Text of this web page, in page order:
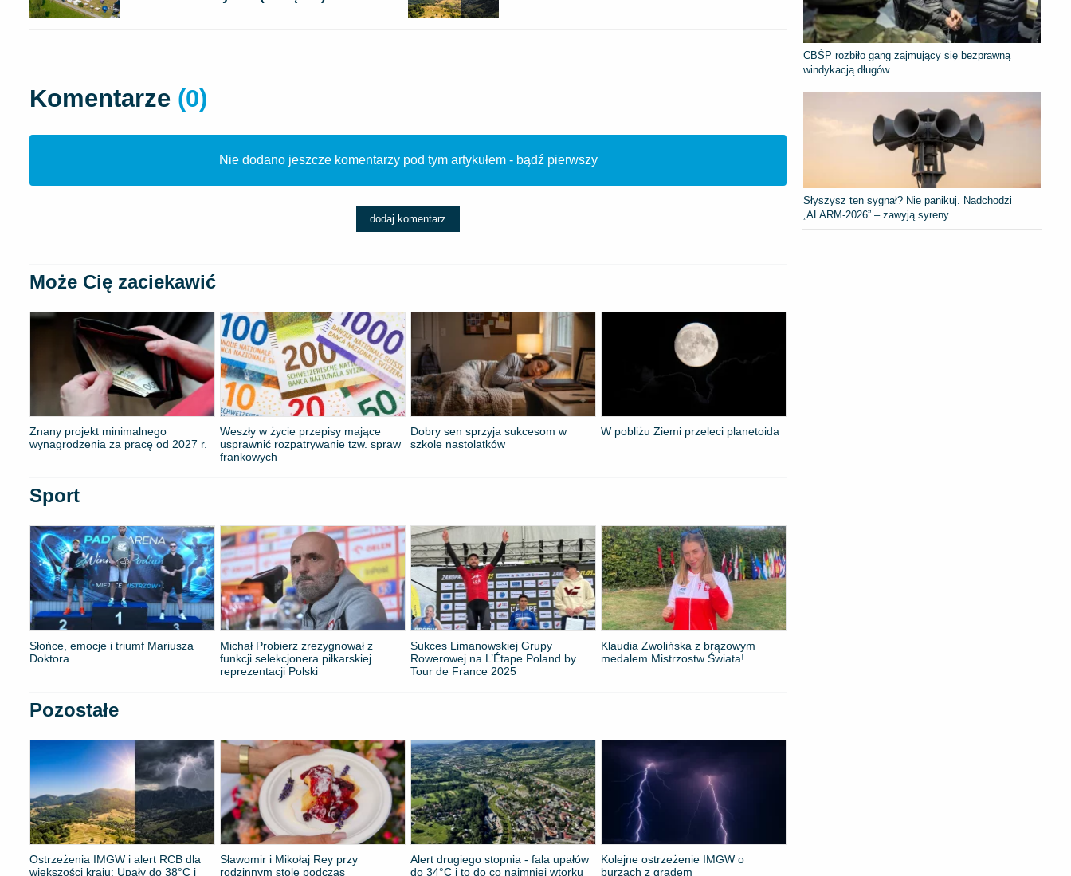
Komentarze (0)
Nie dodano jeszcze komentarzy pod tym artykułem - bądź pierwszy
dodaj komentarz
Może Cię zaciekawić
Znany projekt minimalnego
wynagrodzenia za pracę od 2027 r.
Weszły w życie przepisy mające
usprawnić rozpatrywanie tzw. spraw
frankowych
Dobry sen sprzyja sukcesom w
szkole nastolatków
W pobliżu Ziemi przeleci planetoida
Sport
Słońce, emocje i triumf Mariusza
Doktora
Michał Probierz zrezygnował z
funkcji selekcjonera piłkarskiej
reprezentacji Polski
Sukces Limanowskiej Grupy
Rowerowej na L’Étape Poland by
Tour de France 2025
Klaudia Zwolińska z brązowym
medalem Mistrzostw Świata!
Pozostałe
Ostrzeżenia IMGW i alert RCB dla
większości kraju: Upały do 38°C i
Sławomir i Mikołaj Rey przy
rodzinnym stole podczas
Alert drugiego stopnia - fala upałów
do 34°C i to do co najmniej wtorku
Kolejne ostrzeżenie IMGW o
burzach z gradem
CBŚP rozbiło gang zajmujący się bezprawną
windykacją długów
Słyszysz ten sygnał? Nie panikuj. Nadchodzi
„ALARM-2026” – zawyją syreny